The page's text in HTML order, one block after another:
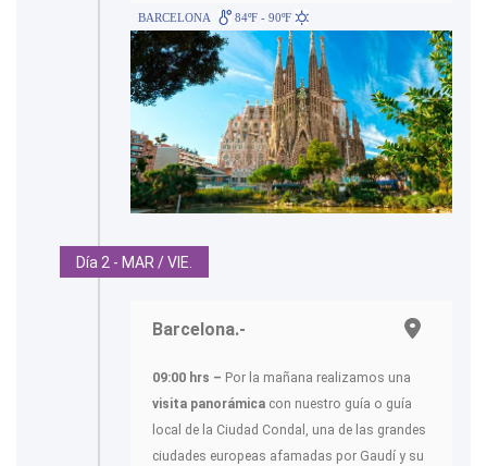
BARCELONA 84ºF - 90ºF
Día 2 - MAR / VIE.
Barcelona.-
09:00 hrs – Por la mañana realizamos una
visita panorámica con nuestro guía o guía
local de la Ciudad Condal, una de las grandes
ciudades europeas afamadas por Gaudí y su